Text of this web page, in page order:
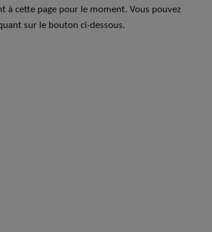
à cette page pour le moment. Vous pouvez
sur le bouton ci-dessous.